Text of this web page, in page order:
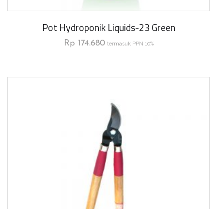
Pot Hydroponik Liquids-23 Green
Rp 174.680 termasuk PPN 10%